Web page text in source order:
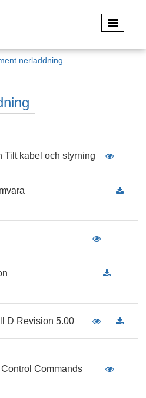
nerladdning
Tilt kabel och styrning
D Revision 5.00
Commands